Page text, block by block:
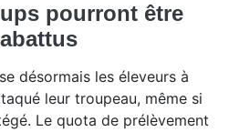
pourront être
désormais les éleveurs à
leur troupeau, même si
Le quota de prélèvement